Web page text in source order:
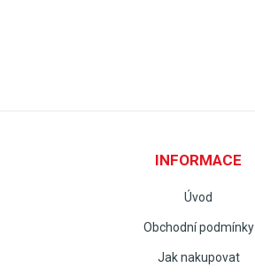
INFORMACE
Úvod
Obchodní podmínky
Jak nakupovat